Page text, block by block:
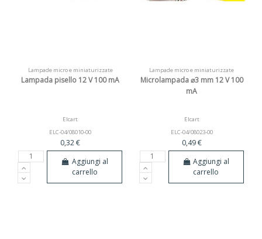
Lampade micro e miniaturizzate
Lampada pisello 12 V 100 mA
Elcart
ELC-04/08010-00
0,32 €
Aggiungi al
carrello
Lampade micro e miniaturizzate
Microlampada ⌀3 mm 12 V 100
mA
Elcart
ELC-04/08023-00
0,49 €
Aggiungi al
carrello